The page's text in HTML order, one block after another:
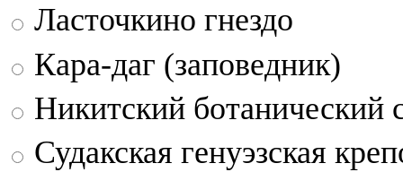
Ласточкино гнездо
Кара-даг (заповедник)
Никитский ботанический
Судакская генуэзская